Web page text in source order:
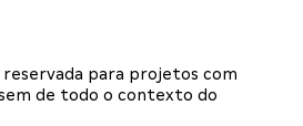
reservada para projetos com
de todo o contexto do